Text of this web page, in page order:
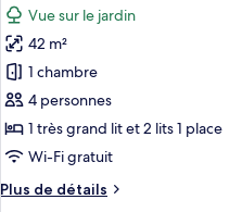
une
place
Chambre
Triple
Deluxe,
3
lits
une
place
les
photos
pour
ce
type
de
chambre :
Chambre
Vue sur le jardin
42 m²
1 chambre
4 personnes
1 très grand lit et 2 lits 1 place
Wi-Fi gratuit
Plus de détails
Plus